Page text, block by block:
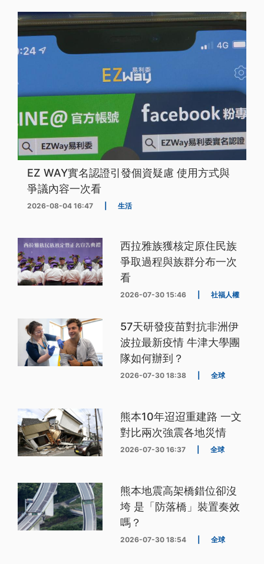
EZ WAY實名認證引發個資疑慮 使用方式與
爭議內容一次看
2026-08-04 16:47 生活
西拉雅族獲核定原住民族
爭取過程與族群分布一次
看
2026-07-30 15:46 社福人權
57天研發疫苗對抗非洲伊
波拉最新疫情 牛津大學團
隊如何辦到？
2026-07-30 18:38 全球
熊本10年迢迢重建路 一文
對比兩次強震各地災情
2026-07-30 16:37 全球
熊本地震高架橋錯位卻沒
垮 是「防落橋」裝置奏效
嗎？
2026-07-30 18:54 全球